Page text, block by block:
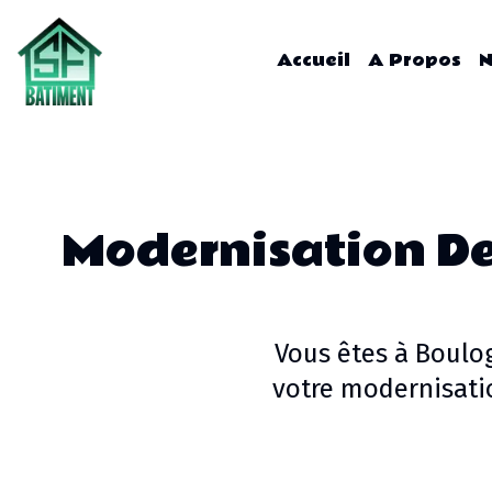
Accueil A Propos
Modernisation
Vous êtes à
votre